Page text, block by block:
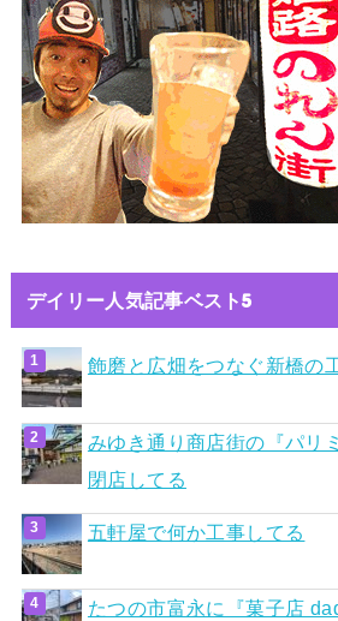
デイリー人気記事ベスト5
飾磨と広畑をつなぐ新橋の
みゆき通り商店街の『パリ
閉店してる
五軒屋で何か工事してる
たつの市富永に『菓子店